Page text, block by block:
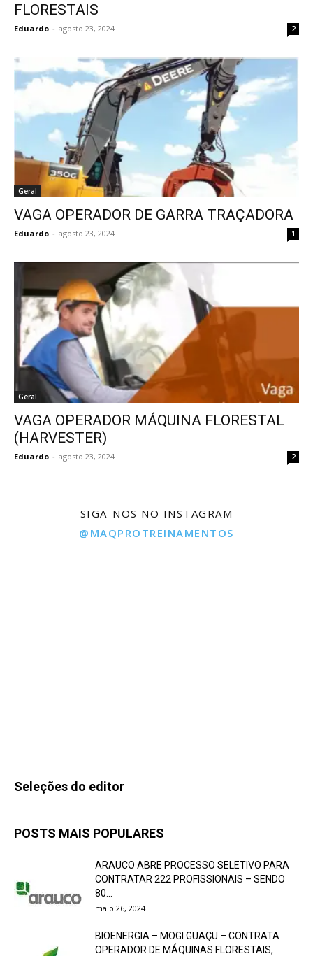
FLORESTAIS
Eduardo - agosto 23, 2024 2
Geral
VAGA OPERADOR DE GARRA TRAÇADORA
Eduardo - agosto 23, 2024 1
Geral
VAGA OPERADOR MÁQUINA FLORESTAL
(HARVESTER)
Eduardo - agosto 23, 2024 2
SIGA-NOS NO INSTAGRAM
@MAQPROTREINAMENTOS
Seleções do editor
POSTS MAIS POPULARES
ARAUCO ABRE PROCESSO SELETIVO PARA
CONTRATAR 222 PROFISSIONAIS – SENDO
80...
maio 26, 2024
BIOENERGIA – MOGI GUAÇU – CONTRATA
OPERADOR DE MÁQUINAS FLORESTAIS,